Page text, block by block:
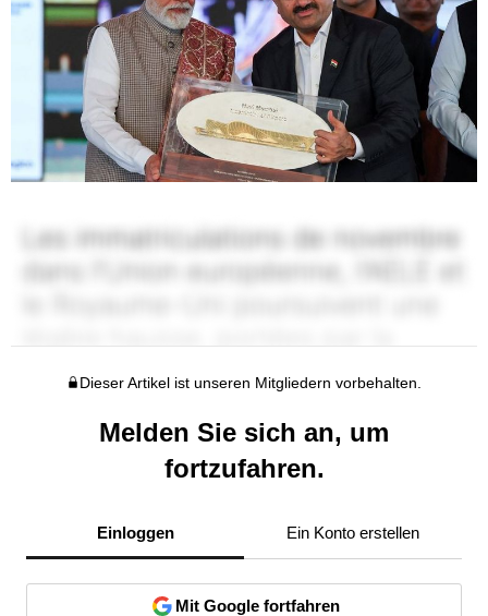
Dieser Artikel ist unseren Mitgliedern vorbehalten.
Melden Sie sich an, um
fortzufahren.
Einloggen Ein Konto erstellen
Mit Google fortfahren